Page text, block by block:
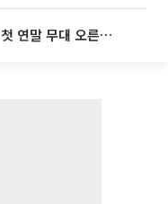
'전참시' 리센느, 데뷔 '3년 차' 첫 연말 무대 오른다⋯"그동안 섭외 안 와"